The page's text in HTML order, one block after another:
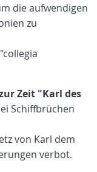
die aufwendigen
zu
Zeit "Karl des
Schiffbrüchen
von Karl dem
verbot.